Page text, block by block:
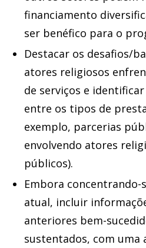
financiamento
ser benéfico para o
Destacar os desafios/
atores religiosos
de serviços e
entre os tipos de
exemplo, parcerias
envolvendo atores
públicos).
Embora concentrando-
atual, incluir
anteriores bem-
sustentados, com uma